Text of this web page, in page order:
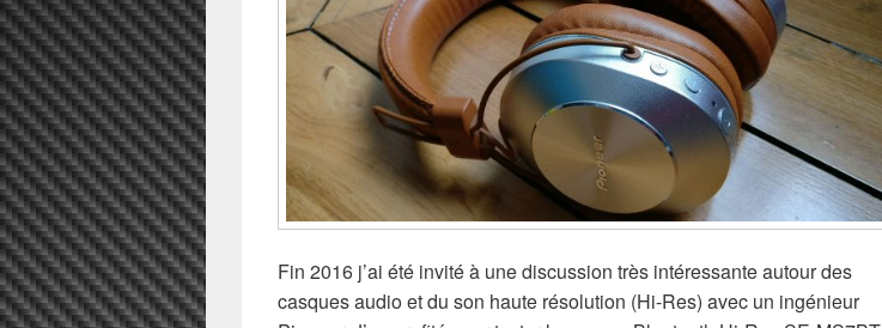
Fin 2016 j’ai été invité à une discussion très intéressante autour des
casques audio et du son haute résolution (Hi-Res) avec un ingénieur